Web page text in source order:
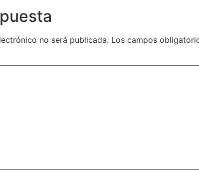
no será publicada. Los campos